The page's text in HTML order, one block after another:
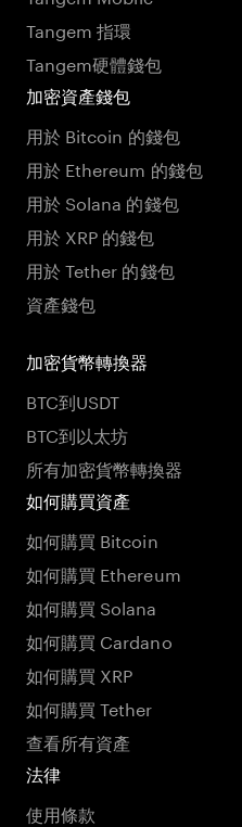
Tangem 指環
Tangem硬體錢包
加密資產錢包
用於 Bitcoin 的錢包
用於 Ethereum 的錢包
用於 Solana 的錢包
用於 XRP 的錢包
用於 Tether 的錢包
資產錢包
加密貨幣轉換器
BTC到USDT
BTC到以太坊
所有加密貨幣轉換器
如何購買資產
如何購買 Bitcoin
如何購買 Ethereum
如何購買 Solana
如何購買 Cardano
如何購買 XRP
如何購買 Tether
查看所有資產
法律
使用條款